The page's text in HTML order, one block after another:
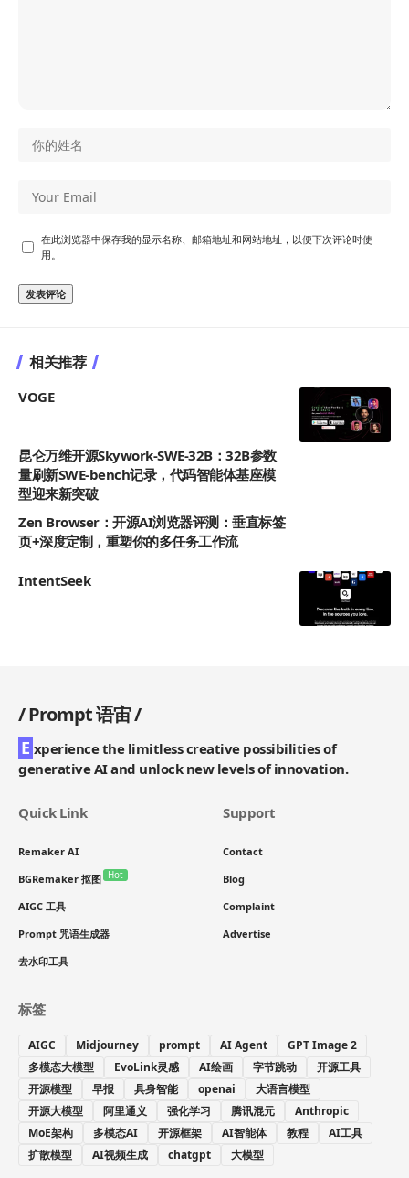
在此浏览器中保存我的显示名称、邮箱地址和网站地址，以便下次评论时使
用。
相关推荐
VOGE
昆仑万维开源Skywork-SWE-32B：32B参数
量刷新SWE-bench记录，代码智能体基座模
型迎来新突破
Zen Browser：开源AI浏览器评测：垂直标签
页+深度定制，重塑你的多任务工作流
IntentSeek
/Prompt 语宙/
E xperience the limitless creative possibilities of
generative AI and unlock new levels of innovation.
Quick Link
Remaker AI
BGRemaker 抠图 Hot
AIGC 工具
Prompt 咒语生成器
去水印工具
Support
Contact
Blog
Complaint
Advertise
标签
AIGC Midjourney prompt AI Agent
GPT Image 2
多模态大模型
EvoLink灵感 AI绘画 字节跳动
开源工具
开源模型
早报 具身智能 openai
大语言模型
开源大模型
阿里通义 强化学习 腾讯混元
Anthropic
MoE架构
多模态AI 开源框架 AI智能体 教程
AI工具
扩散模型
AI视频生成 chatgpt 大模型